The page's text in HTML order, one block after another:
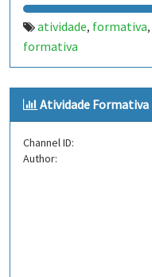
atividade, formativa,
formativa
Atividade Formativa
Channel ID:
Author: